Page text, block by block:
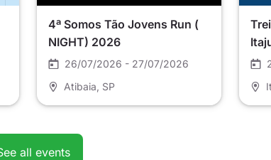
4ª Somos Tão Jovens Run (
NIGHT) 2026
26/07/2026 - 27/07/2026
Atibaia , SP
all events